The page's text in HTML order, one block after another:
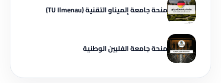
منحة جامعة إلميناو التقنية (TU Ilmenau)
منحة جامعة الفلبين الوطنية